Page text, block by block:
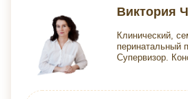
Виктория
Клинический,
перинатальный
Супервизор.